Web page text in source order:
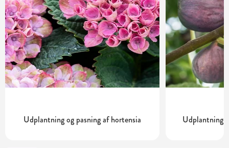
Udplantning og pasning af hortensia Udplantning